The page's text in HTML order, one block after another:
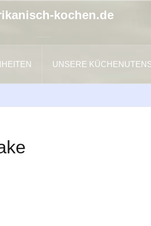
kochen.de
UNSERE